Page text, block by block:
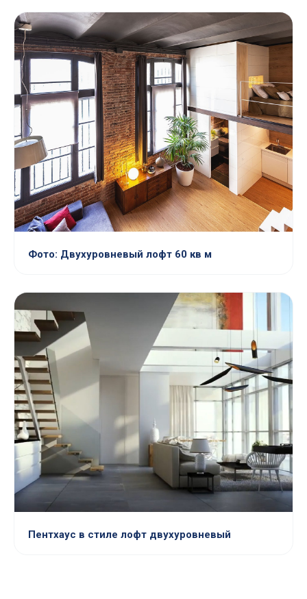
Фото: Двухуровневый лофт 60 кв м
Пентхаус в стиле лофт двухуровневый